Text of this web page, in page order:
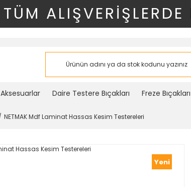
TÜM ALIŞVERİŞLERDE
Aksesuarlar Daire Testere Bıçakları Freze Bıçakları
NETMAK Mdf Laminat Hassas Kesim Testereleri
Yeni